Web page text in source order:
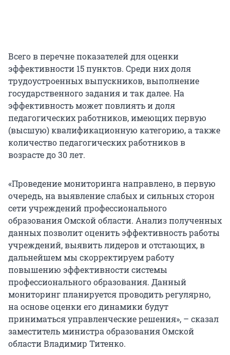
Всего в перечне показателей для оценки
эффективности 15 пунктов. Среди них доля
трудоустроенных выпускников, выполнение
государственного задания и так далее. На
эффективность может повлиять и доля
педагогических работников, имеющих первую
(высшую) квалификационную категорию, а также
количество педагогических работников в
возрасте до 30 лет.
«Проведение мониторинга направлено, в первую
очередь, на выявление слабых и сильных сторон
сети учреждений профессионального
образования Омской области. Анализ полученных
данных позволит оценить эффективность работы
учреждений, выявить лидеров и отстающих, в
дальнейшем мы скорректируем работу
повышению эффективности системы
профессионального образования. Данный
мониторинг планируется проводить регулярно,
на основе оценки его динамики будут
приниматься управленческие решения», – сказал
заместитель министра образования Омской
области Владимир Титенко.